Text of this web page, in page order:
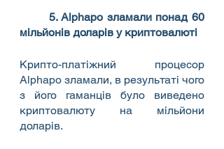
5. Alphapo зламали понад 60
мільйонів доларів у криптовалюті
Крипто-платіжний процесор
Alphapo зламали, в результаті чого
з його гаманців було виведено
криптовалюту на мільйони
доларів.